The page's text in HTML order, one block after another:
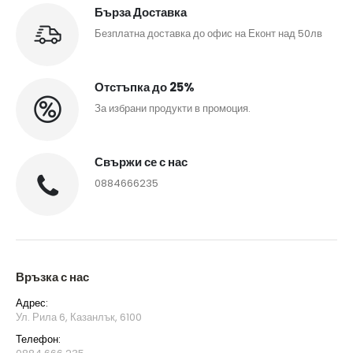
Бърза Доставка
Безплатна доставка до офис на Еконт над 50лв
Отстъпка до 25%
За избрани продукти в промоция.
Свържи се с нас
0884666235
Връзка с нас
Адрес:
Ул. Рила 6, Казанлък, 6100
Телефон: